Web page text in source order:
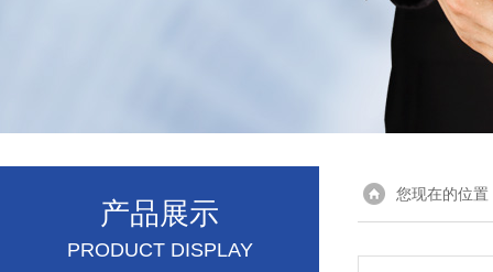
产品展示
PRODUCT DISPLAY
您现在的位置